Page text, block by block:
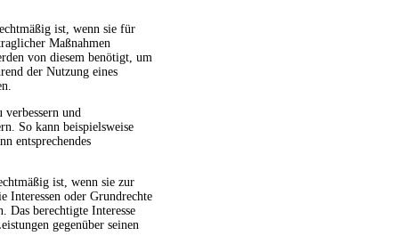
ist, wenn sie für
Maßnahmen
von diesem benötigt, um
der Nutzung eines
und
So kann beispielsweise
entsprechendes
ist, wenn sie zur
Interessen oder Grundrechte
Das berechtigte Interesse
gegenüber seinen